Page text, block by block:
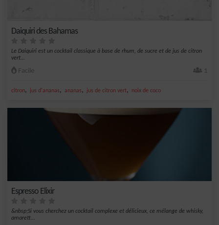
Daiquiri des Bahamas
Le Daiquiri est un cocktail classique à base de rhum, de sucre et de jus de citron
vert...
Facile 1
citron, jus d'ananas, ananas, jus de citron vert, noix de coco
Espresso Elixir
&nbsp;Si vous cherchez un cocktail complexe et délicieux, ce mélange de whisky,
amarett...